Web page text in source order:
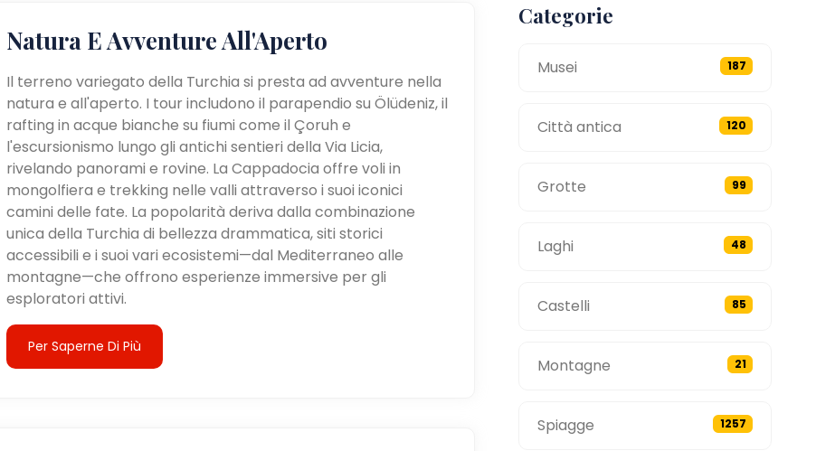
Natura E Avventure All'Aperto
Il terreno variegato della Turchia si presta ad avventure nella
natura e all'aperto. I tour includono il parapendio su Ölüdeniz, il
rafting in acque bianche su fiumi come il Çoruh e
l'escursionismo lungo gli antichi sentieri della Via Licia,
rivelando panorami e rovine. La Cappadocia offre voli in
mongolfiera e trekking nelle valli attraverso i suoi iconici
camini delle fate. La popolarità deriva dalla combinazione
unica della Turchia di bellezza drammatica, siti storici
accessibili e i suoi vari ecosistemi—dal Mediterraneo alle
montagne—che offrono esperienze immersive per gli
esploratori attivi.
Per Saperne Di Più
Categorie
Musei 187
Città antica 120
Grotte 99
Laghi 48
Castelli 85
Montagne 21
Spiagge 1257